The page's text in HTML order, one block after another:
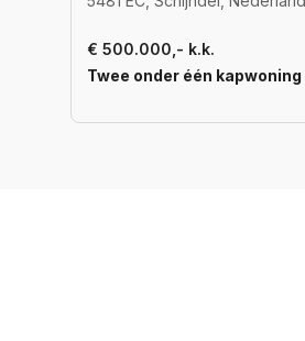
€ 500.000,- k.k.
Twee onder één kapwoning